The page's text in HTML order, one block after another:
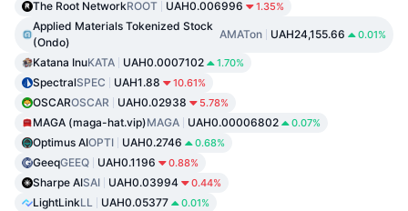
The Root NetworkROOT UAH0.006996 1.35%
Applied Materials Tokenized Stock
(Ondo)
AMATon UAH24,155.66 0.01%
Katana InuKATA UAH0.0007102 1.70%
SpectralSPEC UAH1.88 10.61%
OSCAROSCAR UAH0.02938 5.78%
MAGA (maga-hat.vip)MAGA UAH0.00006802 0.07%
Optimus AIOPTI UAH0.2746 0.68%
GeeqGEEQ UAH0.1196 0.88%
Sharpe AISAI UAH0.03994 0.44%
LightLinkLL UAH0.05377 0.01%